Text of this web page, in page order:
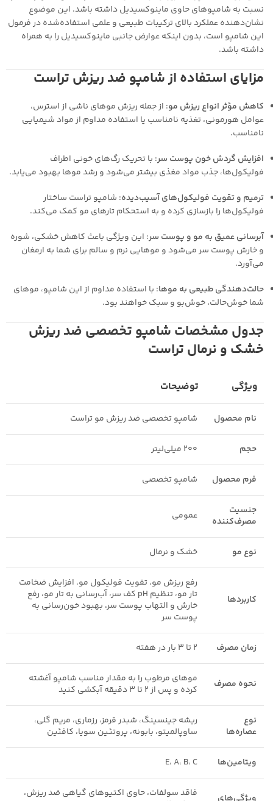
نسبت به شامپوهای حاوی ماینوکسیدیل داشته باشد. این موضوع
نشان‌دهنده عملکرد بالای ترکیبات طبیعی و علمی استفاده‌شده در فرمول
این شامپو است، بدون اینکه عوارض جانبی ماینوکسیدیل را به همراه
داشته باشد.
مزایای استفاده از شامپو ضد ریزش تراست
کاهش مؤثر انواع ریزش مو: از جمله ریزش موهای ناشی از استرس،
عوامل هورمونی، تغذیه نامناسب یا استفاده مداوم از مواد شیمیایی
نامناسب.
افزایش گردش خون پوست سر: با تحریک رگ‌های خونی اطراف
فولیکول‌ها، جذب مواد مغذی بیشتر می‌شود و رشد موها بهبود می‌یابد.
ترمیم و تقویت فولیکول‌های آسیب‌دیده: شامپو تراست ساختار
فولیکول‌ها را بازسازی کرده و به استحکام تارهای مو کمک می‌کند.
آبرسانی عمیق به مو و پوست سر: این ویژگی باعث کاهش خشکی، شوره
و خارش پوست سر می‌شود و موهایی نرم و سالم برای شما به ارمغان
می‌آورد.
حالت‌دهندگی طبیعی به موها: با استفاده مداوم از این شامپو، موهای
شما خوش‌حالت، خوش‌بو و سبک خواهند بود.
جدول مشخصات شامپو تخصصی ضد ریزش
خشک و نرمال تراست
ویژگی توضیحات
نام محصول شامپو تخصصی ضد ریزش مو تراست
حجم ۲۰۰ میلی‌لیتر
فرم محصول شامپو تخصصی
جنسیت
مصرف‌کننده
عمومی
نوع مو خشک و نرمال
کاربردها
رفع ریزش مو، تقویت فولیکول مو، افزایش ضخامت
تار مو، تنظیم pH کف سر، آب‌رسانی به تار مو، رفع
خارش و التهاب پوست سر، بهبود خون‌رسانی به
پوست سر
زمان مصرف ۲ تا ۳ بار در هفته
نحوه مصرف
موهای مرطوب را به مقدار مناسب شامپو آغشته
کرده و پس از ۲ تا ۳ دقیقه آبکشی کنید
نوع
عصاره‌ها
ریشه جینسینگ، شبدر قرمز، رزماری، مریم گلی،
ساوپالمیتو، بابونه، پروتئین سویا، کافئین
ویتامین‌ها E، A، B، C
فاقد سولفات، حاوی اکتیوهای گیاهی ضد ریزش،